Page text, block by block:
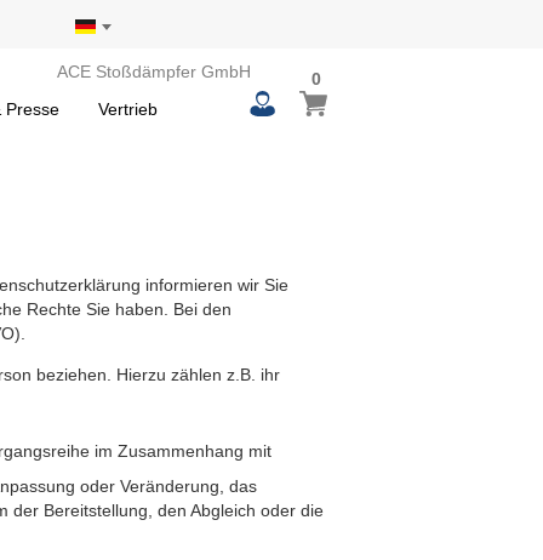
ACE Stoßdämpfer GmbH
Presse
Vertrieb
0
informieren wir Sie
Rechte Sie haben. Bei den
beziehen. Hierzu zählen z.B. ihr
im Zusammenhang mit
oder Veränderung, das
der Bereitstellung, den Abgleich oder die